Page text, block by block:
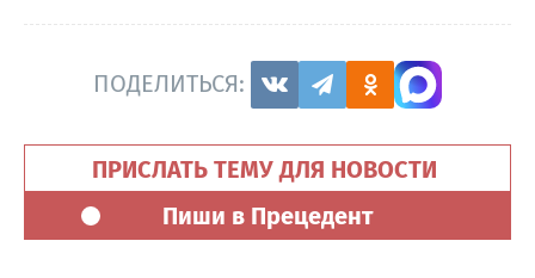
ПОДЕЛИТЬСЯ:
ПРИСЛАТЬ ТЕМУ ДЛЯ НОВОСТИ
Пиши в Прецедент